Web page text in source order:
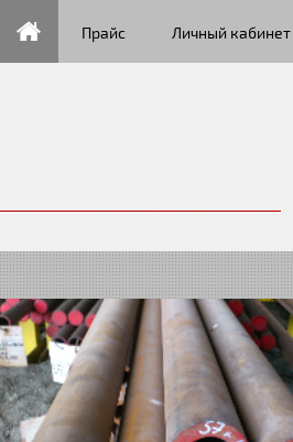
Прайс Личный кабинет